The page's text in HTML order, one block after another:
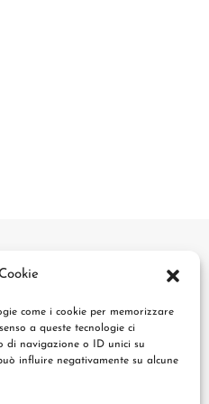
come i cookie per memorizzare
a queste tecnologie ci
di navigazione o ID unici su
influire negativamente su alcune